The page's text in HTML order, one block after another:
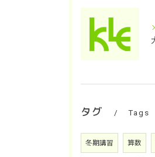
タグ Tags
冬期講習 算数